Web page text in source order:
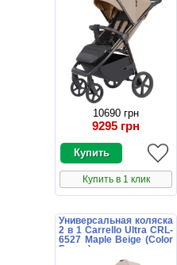
10690 грн
9295 грн
Купить в 1 клик
Универсальная коляска
2 в 1 Carrello Ultra CRL-
6527 Maple Beige (Color
Frame) цветная рама